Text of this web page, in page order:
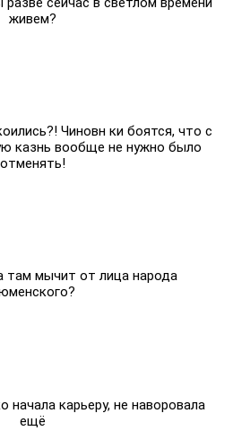
живем?
Чиновн ки боятся, что с
казнь вообще не нужно было
отменять!
там мычит от лица народа
начала карьеру, не наворовала
ещё